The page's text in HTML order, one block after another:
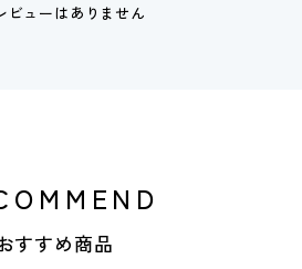
ビューはありません
すすめ商品